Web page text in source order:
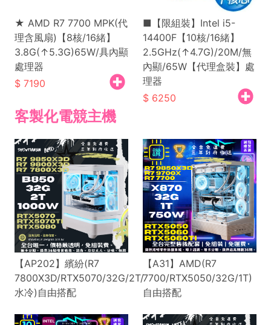
★ AMD R7 7700 MPK(代
理含風扇)【8核/16緒】
3.8G(↑5.3G)65W/具內顯
處理器
7190
■【限組裝】Intel i5-
14400F【10核/16緒】
2.5GHz(↑4.7G)/20M/無
內顯/65W【代理盒裝】處
理器
6250
客製化電競主機
【AP202】繽紛(R7
7800X3D/RTX5070/32G/2T/
水冷)自由搭配
【A31】AMD(R7
7700/RTX5050/32G/1T)
自由搭配